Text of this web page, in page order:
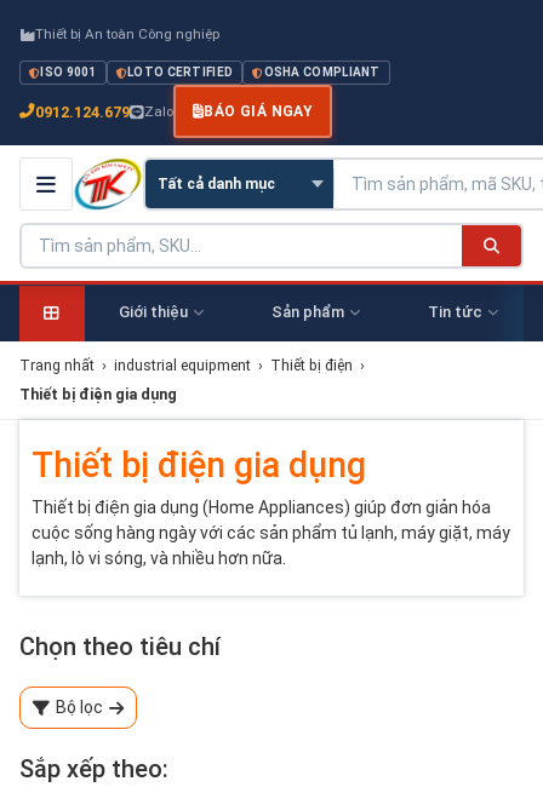
Thiết bị An toàn Công nghiệp
ISO 9001 LOTO CERTIFIED OSHA COMPLIANT
0912.124.679 Zalo BÁO GIÁ NGAY
Giới thiệu Sản phẩm Tin tức
Trang nhất › industrial equipment › Thiết bị điện ›
Thiết bị điện gia dụng
Thiết bị điện gia dụng
Thiết bị điện gia dụng (Home Appliances) giúp đơn giản hóa
cuộc sống hàng ngày với các sản phẩm tủ lạnh, máy giặt, máy
lạnh, lò vi sóng, và nhiều hơn nữa.
Chọn theo tiêu chí
Bộ lọc
Sắp xếp theo: